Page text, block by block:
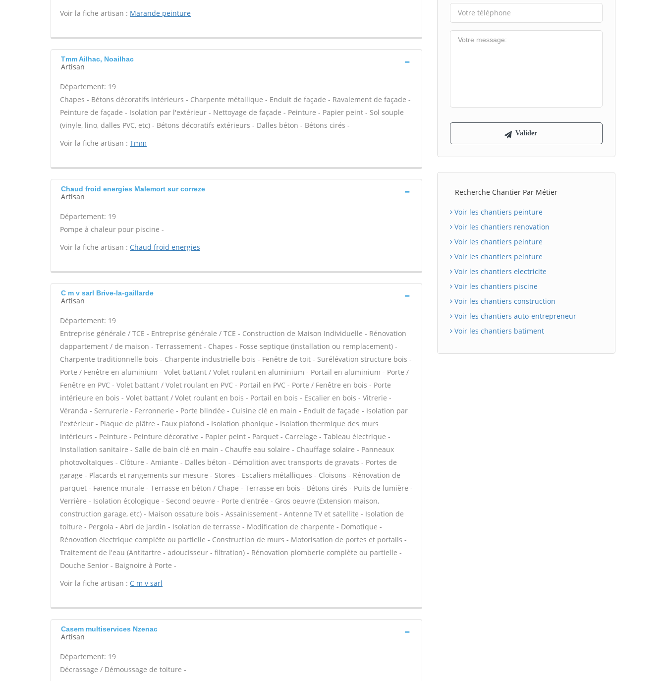
Voir la fiche artisan : Marande peinture
Tmm Ailhac, Noailhac
Artisan
Département: 19
Chapes - Bétons décoratifs intérieurs - Charpente métallique - Enduit de façade - Ravalement de façade -
Peinture de façade - Isolation par l'extérieur - Nettoyage de façade - Peinture - Papier peint - Sol souple
(vinyle, lino, dalles PVC, etc) - Bétons décoratifs extérieurs - Dalles béton - Bétons cirés -
Voir la fiche artisan : Tmm
Chaud froid energies Malemort sur correze
Artisan
Département: 19
Pompe à chaleur pour piscine -
Voir la fiche artisan : Chaud froid energies
C m v sarl Brive-la-gaillarde
Artisan
Département: 19
Entreprise générale / TCE - Entreprise générale / TCE - Construction de Maison Individuelle - Rénovation
dappartement / de maison - Terrassement - Chapes - Fosse septique (installation ou remplacement) -
Charpente traditionnelle bois - Charpente industrielle bois - Fenêtre de toit - Surélévation structure bois -
Porte / Fenêtre en aluminium - Volet battant / Volet roulant en aluminium - Portail en aluminium - Porte /
Fenêtre en PVC - Volet battant / Volet roulant en PVC - Portail en PVC - Porte / Fenêtre en bois - Porte
intérieure en bois - Volet battant / Volet roulant en bois - Portail en bois - Escalier en bois - Vitrerie -
Véranda - Serrurerie - Ferronnerie - Porte blindée - Cuisine clé en main - Enduit de façade - Isolation par
l'extérieur - Plaque de plâtre - Faux plafond - Isolation phonique - Isolation thermique des murs
intérieurs - Peinture - Peinture décorative - Papier peint - Parquet - Carrelage - Tableau électrique -
Installation sanitaire - Salle de bain clé en main - Chauffe eau solaire - Chauffage solaire - Panneaux
photovoltaïques - Clôture - Amiante - Dalles béton - Démolition avec transports de gravats - Portes de
garage - Placards et rangements sur mesure - Stores - Escaliers métalliques - Cloisons - Rénovation de
parquet - Faïence murale - Terrasse en béton / Chape - Terrasse en bois - Bétons cirés - Puits de lumière -
Verrière - Isolation écologique - Second oeuvre - Porte d'entrée - Gros oeuvre (Extension maison,
construction garage, etc) - Maison ossature bois - Assainissement - Antenne TV et satellite - Isolation de
toiture - Pergola - Abri de jardin - Isolation de terrasse - Modification de charpente - Domotique -
Rénovation électrique complète ou partielle - Construction de murs - Motorisation de portes et portails -
Traitement de l'eau (Antitartre - adoucisseur - filtration) - Rénovation plomberie complète ou partielle -
Douche Senior - Baignoire à Porte -
Voir la fiche artisan : C m v sarl
Casem multiservices Nzenac
Artisan
Département: 19
Décrassage / Démoussage de toiture -
Recherche Chantier Par Métier
Voir les chantiers peinture
Voir les chantiers renovation
Voir les chantiers peinture
Voir les chantiers peinture
Voir les chantiers electricite
Voir les chantiers piscine
Voir les chantiers construction
Voir les chantiers auto-entrepreneur
Voir les chantiers batiment